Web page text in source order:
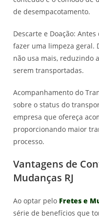
de desempacotamento.
Descarte e Doação:
fazer uma limpeza geral.
não usa mais, reduzindo
serem transportadas.
Acompanhamento do
sobre o status do
empresa que ofereça
proporcionando maior
processo.
Vantagens de
Mudanças RJ
Ao optar pelo Fretes e
série de benefícios que